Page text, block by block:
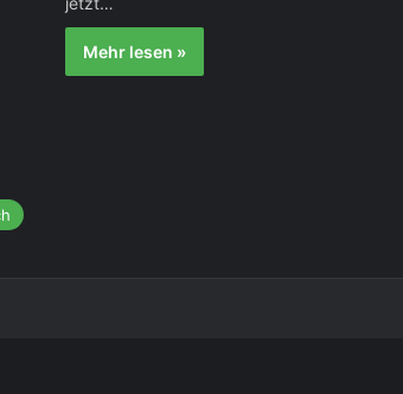
Mehr lesen »